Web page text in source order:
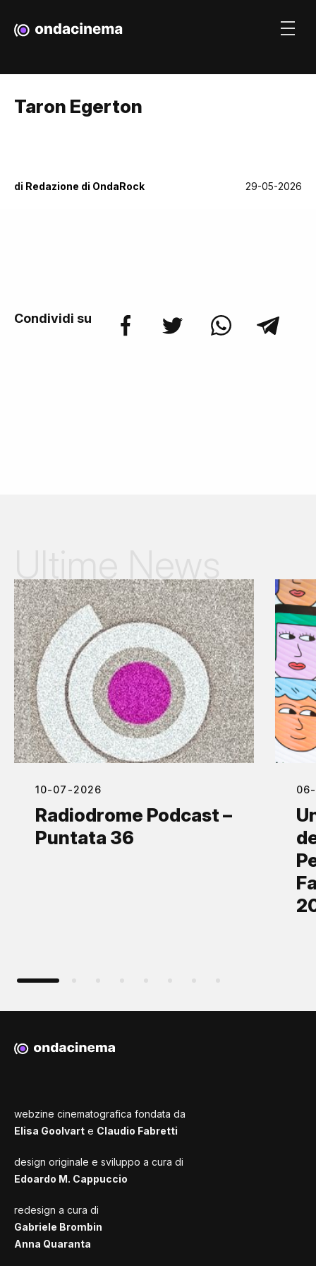
Taron Egerton
di Redazione di OndaRock 29-05-2026
Condividi su
10-07-2026
Radiodrome Podcast –
Puntata 36
webzine cinematografica fondata da
Elisa Goolvart e Claudio Fabretti
design originale e sviluppo a cura di
Edoardo M. Cappuccio
redesign a cura di
Gabriele Brombin
Anna Quaranta